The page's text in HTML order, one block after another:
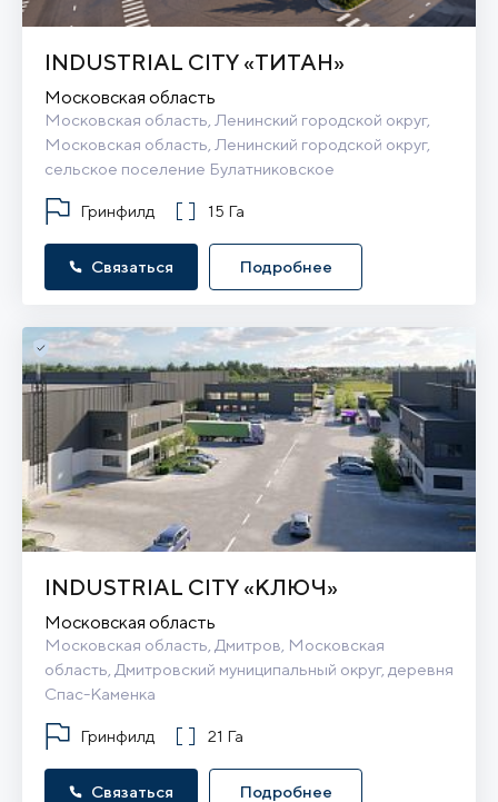
INDUSTRIAL CITY «ТИТАН»
Московская область
Московская область, Ленинский городской округ,
Московская область, Ленинский городской округ,
сельское поселение Булатниковское
Гринфилд 15 Га
Связаться Подробнее
INDUSTRIAL CITY «КЛЮЧ»
Московская область
Московская область, Дмитров, Московская
область, Дмитровский муниципальный округ, деревня
Спас-Каменка
Гринфилд 21 Га
Связаться Подробнее